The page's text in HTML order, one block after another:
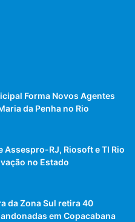
Forma Novos Agentes
da Penha no Rio
Assespro-RJ, Riosoft e TI Rio
no Estado
da Zona Sul retira 40
em Copacabana